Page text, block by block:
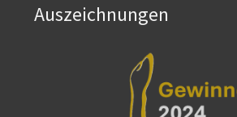
Auszeichnungen